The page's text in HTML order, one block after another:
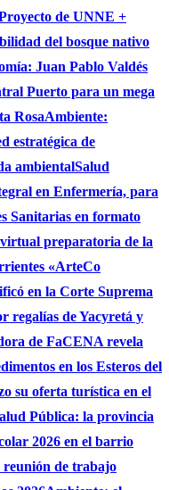
de UNNE +
del bosque nativo
Juan Pablo Valdés
Puerto para un mega
RosaAmbiente:
estratégica de
ambientalSalud
en Enfermería, para
Sanitarias en formato
preparatoria de la
«ArteCo
en la Corte Suprema
regalías de Yacyretá y
de FaCENA revela
en los Esteros del
su oferta turística en el
Pública: la provincia
2026 en el barrio
reunión de trabajo